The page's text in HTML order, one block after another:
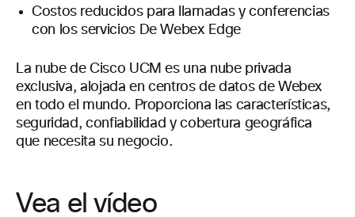
Costos reducidos para llamadas y conferencias
con los servicios De Webex Edge
La nube de Cisco UCM es una nube privada
exclusiva, alojada en centros de datos de Webex
en todo el mundo. Proporciona las características,
seguridad, confiabilidad y cobertura geográfica
que necesita su negocio.
Vea el vídeo